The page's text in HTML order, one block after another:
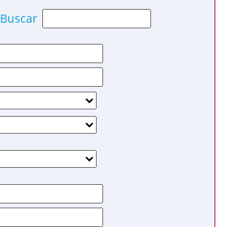
Buscar